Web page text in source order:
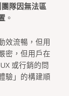
隊因無法區
。
效流暢，但用
密，但用戶在
或行銷的問
驗」的構建順